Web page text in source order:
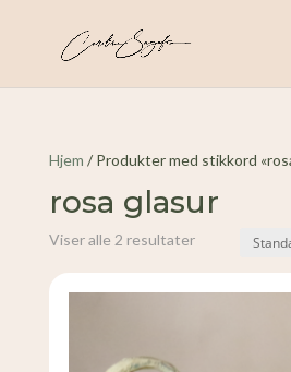
Hjem / Produkter med stikkord
rosa glasur
Viser alle 2 resultater